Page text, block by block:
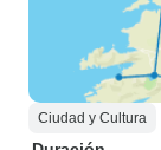
Ciudad y Cultura